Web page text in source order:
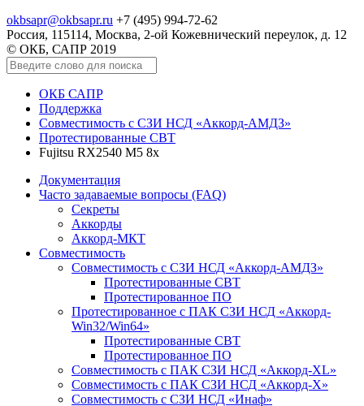
okbsapr@okbsapr.ru +7 (495) 994-72-62
Россия, 115114, Москва, 2-ой Кожевнический переулок, д. 12
© ОКБ, САПР 2019
ОКБ САПР
Поддержка
Совместимость с СЗИ НСД «Аккорд-АМДЗ»
Протестированные СВТ
Fujitsu RX2540 M5 8x
Документация
Часто задаваемые вопросы (FAQ)
Секреты
Аккорды
Аккорд-МКТ
Совместимость
Совместимость с СЗИ НСД «Аккорд-АМДЗ»
Протестированные СВТ
Протестированное ПО
Протестированное с ПАК СЗИ НСД «Аккорд-
Win32/Win64»
Протестированные СВТ
Протестированное ПО
Совместимость с ПАК СЗИ НСД «Аккорд-ХL»
Совместимость с ПАК СЗИ НСД «Аккорд-Х»
Совместимость с СЗИ НСД «Инаф»